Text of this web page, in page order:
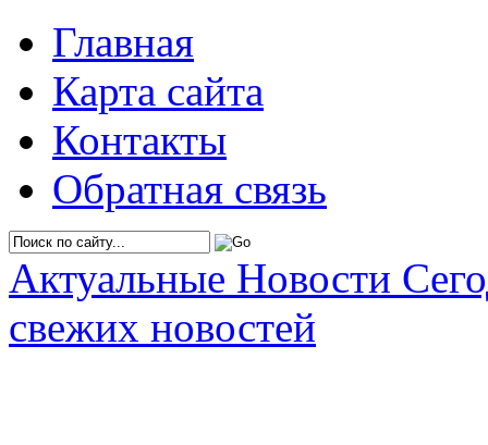
Главная
Карта сайта
Контакты
Обратная связь
Актуальные Новости
свежих новостей